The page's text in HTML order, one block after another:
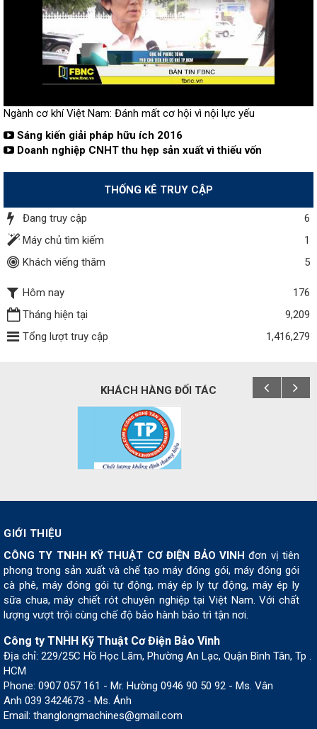
Ngành cơ khí Việt Nam: Đánh mất cơ hội vì nội lực yếu
Sáng kiến giải pháp hữu ích 2016
Doanh nghiệp CNHT thu hẹp sản xuất vì thiếu vốn
THỐNG KÊ TRUY CẬP
Đang truy cập
6
Máy chủ tìm kiếm
1
Khách viếng thăm
5
Hôm nay
176
Tháng hiện tại
9,209
Tổng lượt truy cập
1,416,279
KHÁCH HÀNG ĐỐI TÁC
GIỚI THIỆU
CÔNG TY TNHH KỸ THUẬT CƠ ĐIỆN BẢO VINH đơn vị tiên
phong trong sản xuất và chế tạo máy đóng gói, máy đóng gói
cà phê, máy đóng gói tự động, máy ép ly tự động, máy ép ly
sữa chua, máy chiết rót chuyên nghiệp tại Việt Nam. Với chất
lượng vượt trội cùng chế độ bảo hành bảo trì tận nơi.
Công ty TNHH Kỹ Thuật Cơ Điện Bảo Vinh
Địa chỉ: 229/25C Hồ Học Lãm, Phường An Lạc, Quận Bình Tân, Tp .
HCM
Phone: 0907 057 161 - Mr. Hường 0946 90 50 92 - Ms. Vân
Anh 039 3424673 - Ms. Ánh
Email: thanglongmachines@gmail.com